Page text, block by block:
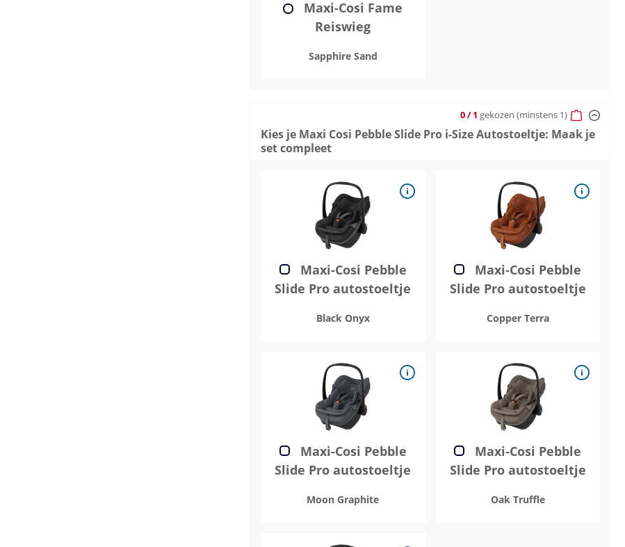
Maxi-Cosi Fame
Reiswieg
Sapphire Sand
Kies je Maxi Cosi Pebble Slide Pro i-Size Autostoeltje: Maak je
set compleet
0/ 1 gekozen (minstens 1)
Maxi-Cosi Pebble
Slide Pro autostoeltje
Black Onyx
Maxi-Cosi Pebble
Slide Pro autostoeltje
Copper Terra
Maxi-Cosi Pebble
Slide Pro autostoeltje
Moon Graphite
Maxi-Cosi Pebble
Slide Pro autostoeltje
Oak Truffle